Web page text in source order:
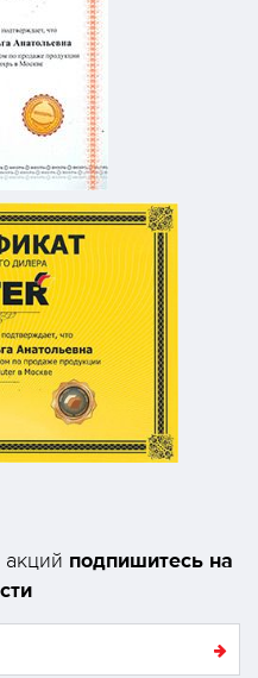
акций подпишитесь на